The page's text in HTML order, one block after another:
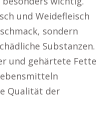
und Weidefleisch
sondern
Substanzen.
und gehärtete Fette
Qualität der